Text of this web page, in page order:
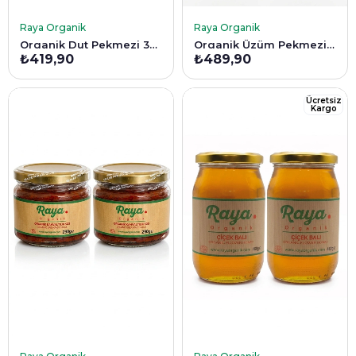
SEPETE EKLE
Raya Organik
Organik Dut Pekmezi 380 Gr x 2'li Ekonomik Paket
₺419,90
SEPETE EKLE
Raya Organik
Organik Üzüm Pekmezi 380 Gr x 2'li Avantajlı Paket
₺489,90
SEPETE EKLE SEPETE EKLE
Ücretsiz
Kargo